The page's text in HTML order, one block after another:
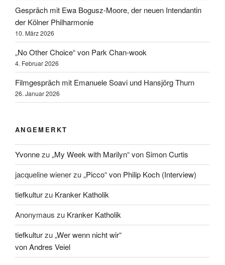
Gespräch mit Ewa Bogusz-Moore, der neuen Intendantin
der Kölner Philharmonie
10. März 2026
„No Other Choice“ von Park Chan-wook
4. Februar 2026
Filmgespräch mit Emanuele Soavi und Hansjörg Thurn
26. Januar 2026
ANGEMERKT
Yvonnezu„My Week with Marilyn“ von Simon Curtis
jacqueline wienerzu„Picco“ von Philip Koch (Interview)
tiefkulturzu Kranker Katholik
Anonymaus zu Kranker Katholik
tiefkulturzu„Wer wenn nicht wir“
von Andres Veiel